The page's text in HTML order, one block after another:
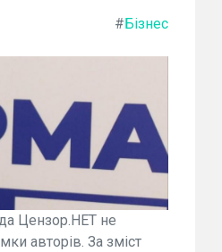
#Бізнес
Цензор.НЕТ не
авторів. За зміст